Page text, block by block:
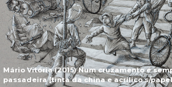
Mário Vitória (2015) Num cruzamento é
passadeira [tinta da china e acrílico s/